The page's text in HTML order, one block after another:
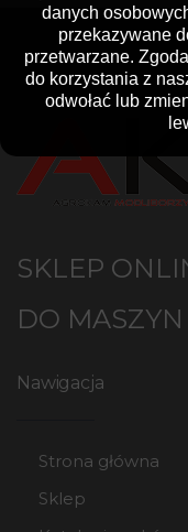
SKLEP
DO
Nawigacja
Strona główna
Sklep
danych
przekazywane
przetwarzane.
do korzystania z
odwołać lub